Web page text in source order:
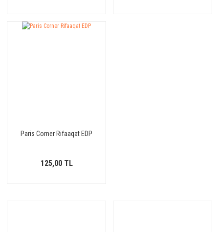
Paris Corner Rifaaqat EDP
125,00 TL